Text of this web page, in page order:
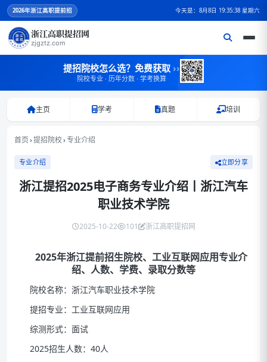
2026年浙江高职提前招 今天是：8月8日 19:35:38 星期六
浙江高职提招网
zjgztz.com
提招院校怎么选？免费获取 ››
院校专业 · 历年分数 · 学考换算
主页 学考 真题 培训
首页›提招院校›专业介绍
专业介绍 立即分享
浙江提招2025电子商务专业介绍丨浙江汽车
职业技术学院
2025-10-22 101 浙江高职提招网
2025年浙江提前招生院校、 工业互联网应用专业介
绍、人数、学费、录取分数等
院校名称：浙江汽车职业技术学院
提招专业：工业互联网应用
综测形式：面试
2025招生人数：40人